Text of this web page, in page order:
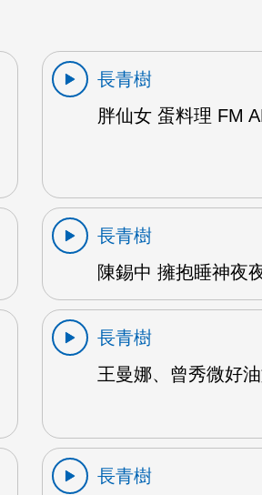
長青樹
胖仙女 蛋料理 FM
長青樹
陳錫中 擁抱睡神夜
長青樹
王曼娜、曾秀微好
長青樹